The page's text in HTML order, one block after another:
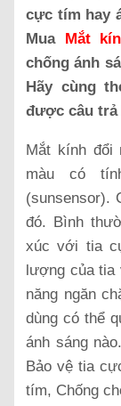
cực tím hay
Mua Mắt
chống ánh
Hãy cùng
được câu
Mắt kính đổi
màu có
(sunsensor).
đó. Bình
xúc với tia
lượng của tia
năng ngăn
dùng có thể
ánh sáng
Bảo vệ tia
tím, Chống